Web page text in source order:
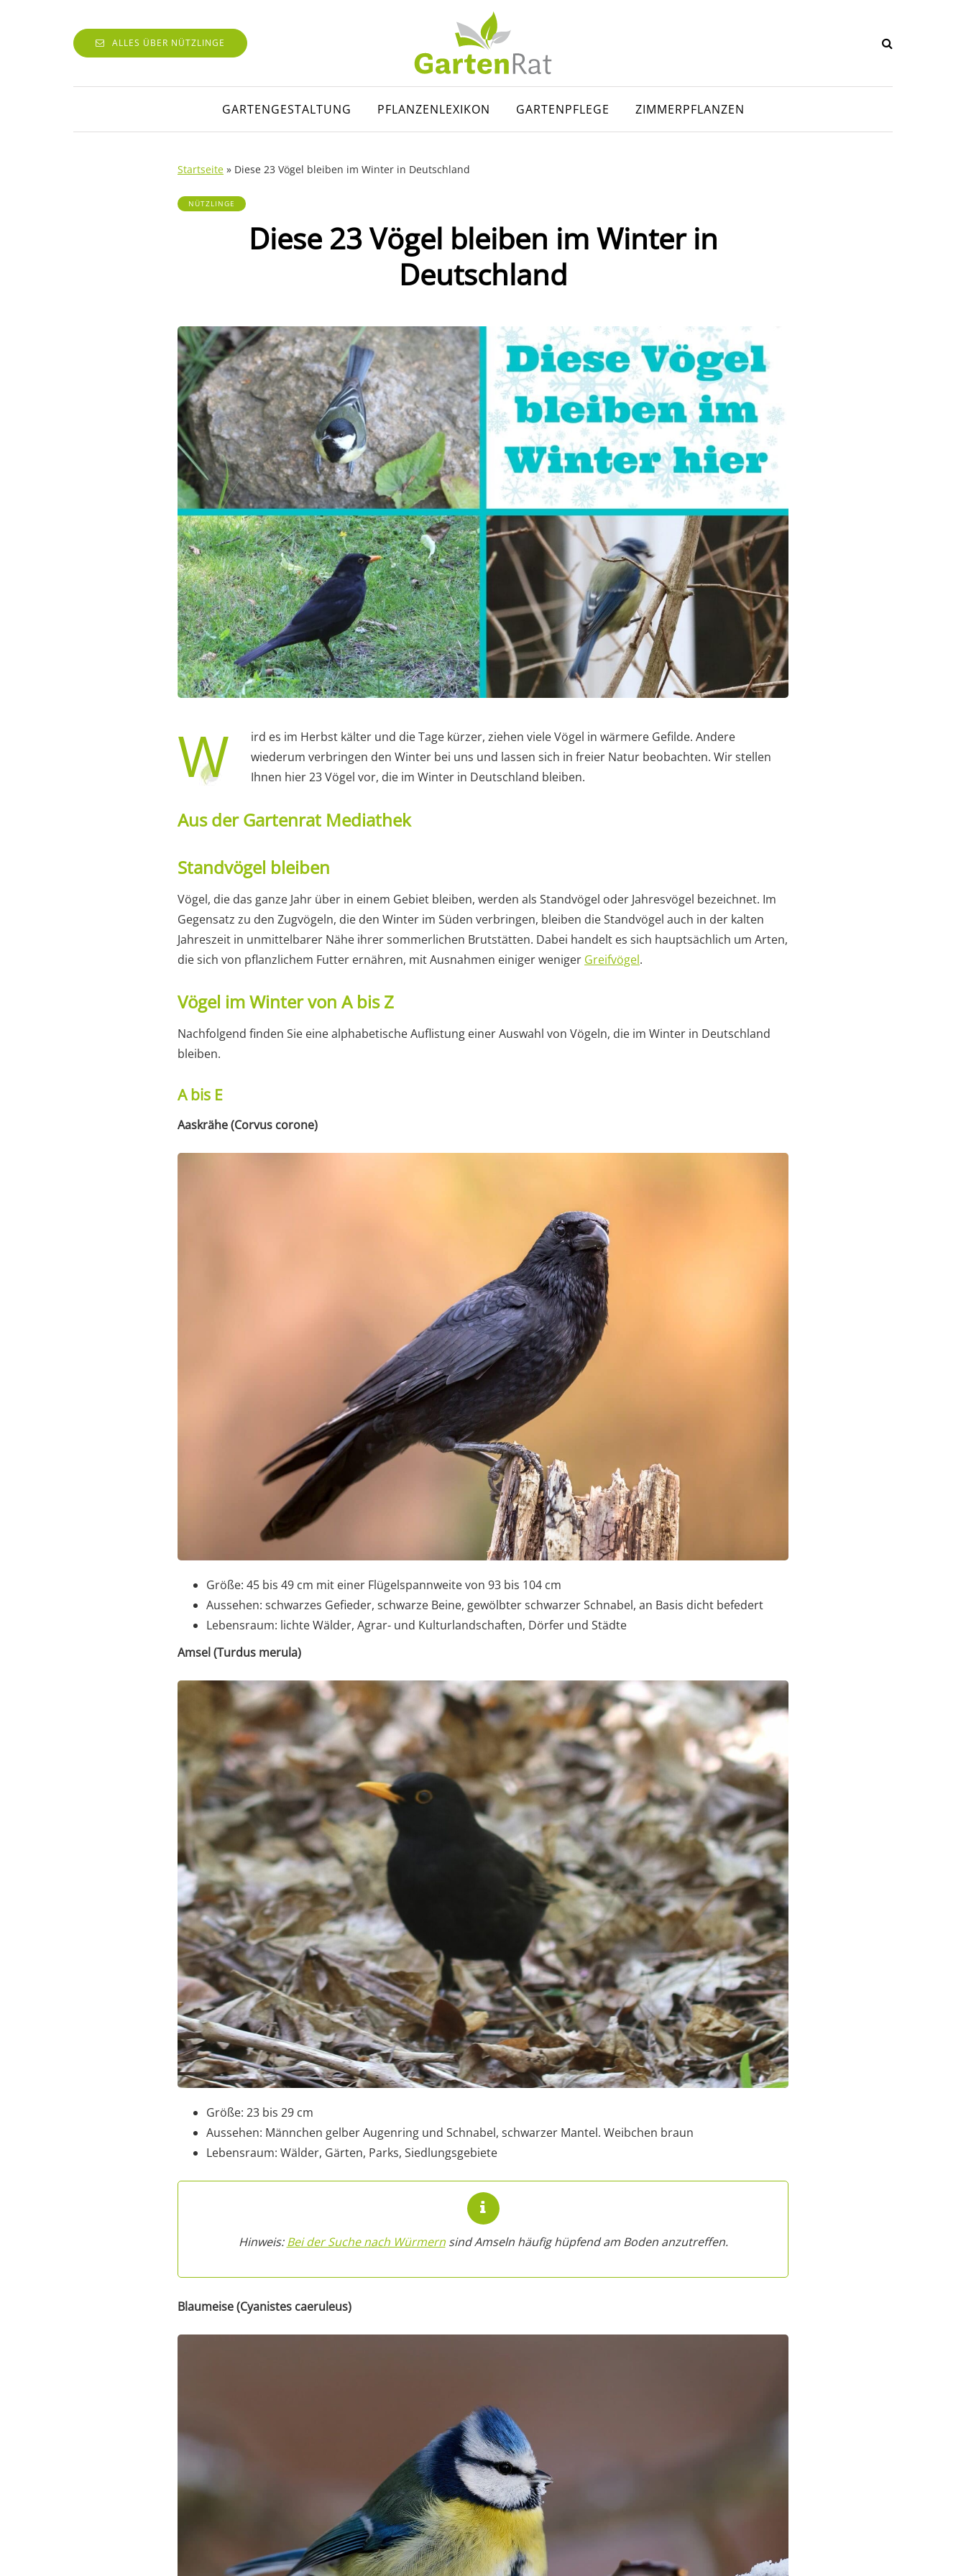
ALLES ÜBER NÜTZLINGE
GARTENGESTALTUNG PFLANZENLEXIKON GARTENPFLEGE ZIMMERPFLANZEN
Startseite » Diese 23 Vögel bleiben im Winter in Deutschland
NÜTZLINGE
Diese 23 Vögel bleiben im Winter in
Deutschland
W
ird es im Herbst kälter und die Tage kürzer, ziehen viele Vögel in wärmere Gefilde. Andere
wiederum verbringen den Winter bei uns und lassen sich in freier Natur beobachten. Wir stellen
Ihnen hier 23 Vögel vor, die im Winter in Deutschland bleiben.
Aus der Gartenrat Mediathek
Standvögel bleiben
Vögel, die das ganze Jahr über in einem Gebiet bleiben, werden als Standvögel oder Jahresvögel bezeichnet. Im
Gegensatz zu den Zugvögeln, die den Winter im Süden verbringen, bleiben die Standvögel auch in der kalten
Jahreszeit in unmittelbarer Nähe ihrer sommerlichen Brutstätten. Dabei handelt es sich hauptsächlich um Arten,
die sich von pflanzlichem Futter ernähren, mit Ausnahmen einiger weniger Greifvögel.
Vögel im Winter von A bis Z
Nachfolgend finden Sie eine alphabetische Auflistung einer Auswahl von Vögeln, die im Winter in Deutschland
bleiben.
A bis E
Aaskrähe (Corvus corone)
Größe: 45 bis 49 cm mit einer Flügelspannweite von 93 bis 104 cm
Aussehen: schwarzes Gefieder, schwarze Beine, gewölbter schwarzer Schnabel, an Basis dicht befedert
Lebensraum: lichte Wälder, Agrar- und Kulturlandschaften, Dörfer und Städte
Amsel (Turdus merula)
Größe: 23 bis 29 cm
Aussehen: Männchen gelber Augenring und Schnabel, schwarzer Mantel. Weibchen braun
Lebensraum: Wälder, Gärten, Parks, Siedlungsgebiete
Hinweis:Bei der Suche nach Würmernsind Amseln häufig hüpfend am Boden anzutreffen.
Blaumeise (Cyanistes caeruleus)